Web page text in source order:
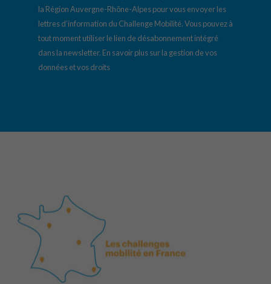
la Région Auvergne-Rhône-Alpes pour vous envoyer les
lettres d’information du Challenge Mobilité. Vous pouvez à
tout moment utiliser le lien de désabonnement intégré
dans la newsletter. En savoir plus sur la gestion de vos
données et vos droits